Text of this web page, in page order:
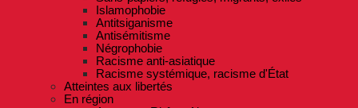
Islamophobie
Antitsiganisme
Antisémitisme
Négrophobie
Racisme anti-asiatique
Racisme systémique, racisme d'État
Atteintes aux libertés
En région